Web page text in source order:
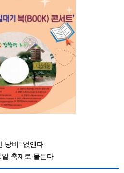
낭비’ 없앤다
일 축제로 물든다